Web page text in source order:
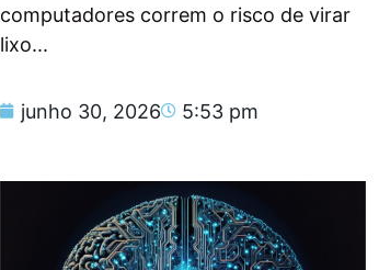
computadores correm o risco de virar
lixo...
junho 30, 2026 5:53 pm